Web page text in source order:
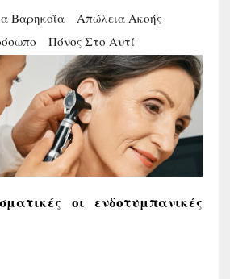
Βαρηκοΐα
Απώλεια Ακοής
Πόνος Στο Αυτί
οι ενδοτυμπανικές